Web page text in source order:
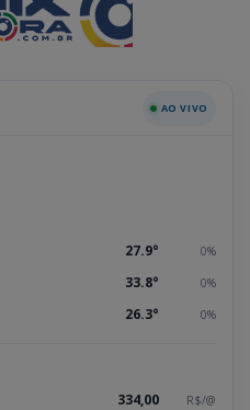
AO VIVO
27.9° 0%
33.8° 0%
26.3° 0%
334,00 R$/@